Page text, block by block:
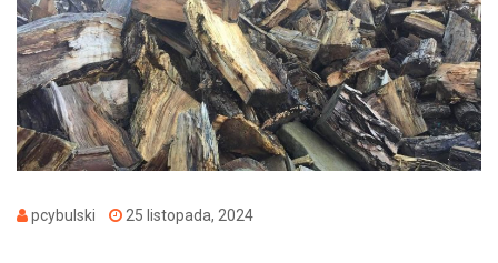
pcybulski 25 listopada, 2024